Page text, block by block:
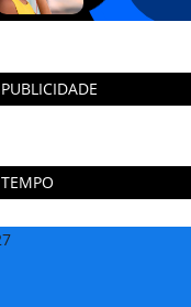
PUBLICIDADE
TEMPO